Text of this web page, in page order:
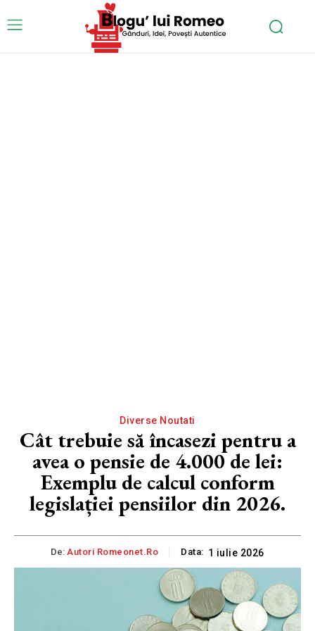
Diverse Noutati
Cât trebuie să încasezi pentru a
avea o pensie de 4.000 de lei:
Exemplu de calcul conform
legislației pensiilor din 2026.
De: Autori Romeonet.ro Data: 1 iulie 2026